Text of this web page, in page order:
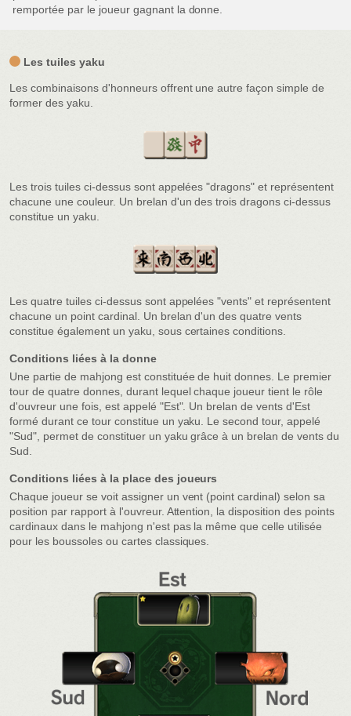
remportée par le joueur gagnant la donne.
Les tuiles yaku
Les combinaisons d'honneurs offrent une autre façon simple de
former des yaku.
Les trois tuiles ci-dessus sont appelées "dragons" et représentent
chacune une couleur. Un brelan d'un des trois dragons ci-dessus
constitue un yaku.
Les quatre tuiles ci-dessus sont appelées "vents" et représentent
chacune un point cardinal. Un brelan d'un des quatre vents
constitue également un yaku, sous certaines conditions.
Conditions liées à la donne
Une partie de mahjong est constituée de huit donnes. Le premier
tour de quatre donnes, durant lequel chaque joueur tient le rôle
d'ouvreur une fois, est appelé "Est". Un brelan de vents d'Est
formé durant ce tour constitue un yaku. Le second tour, appelé
"Sud", permet de constituer un yaku grâce à un brelan de vents du
Sud.
Conditions liées à la place des joueurs
Chaque joueur se voit assigner un vent (point cardinal) selon sa
position par rapport à l'ouvreur. Attention, la disposition des points
cardinaux dans le mahjong n'est pas la même que celle utilisée
pour les boussoles ou cartes classiques.